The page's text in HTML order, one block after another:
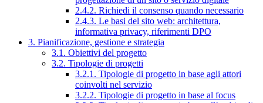
2.4.2. Richiedi il consenso quando necessario
2.4.3. Le basi del sito web: architettura,
informativa privacy, riferimenti DPO
3. Pianificazione, gestione e strategia
3.1. Obiettivi del progetto
3.2. Tipologie di progetti
3.2.1. Tipologie di progetto in base agli attori
coinvolti nel servizio
3.2.2. Tipologie di progetto in base al focus